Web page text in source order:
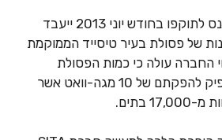
על פי החוזה אשר ייכנס לתוקפו בחודש יוני 2013 ייעבד
140,000 טונות של פסולת בעיר טיסייד הממוקמת
החברה עולה כי כמות הפסולת
שתעובד במפעל תספיק להפקתם של 10 מגה-וואט אשר
בתים.